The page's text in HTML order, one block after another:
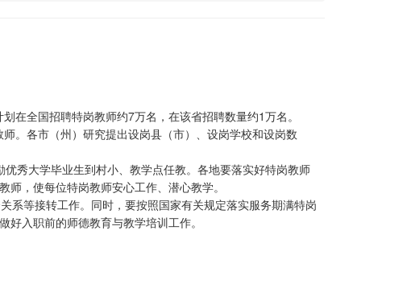
在全国招聘特岗教师约7万名，在该省招聘数量约1万名。
。各市（州）研究提出设岗县（市）、设岗学校和设岗数
秀大学毕业生到村小、教学点任教。各地要落实好特岗教师
，使每位特岗教师安心工作、潜心教学。
等接转工作。同时，要按照国家有关规定落实服务期满特岗
入职前的师德教育与教学培训工作。